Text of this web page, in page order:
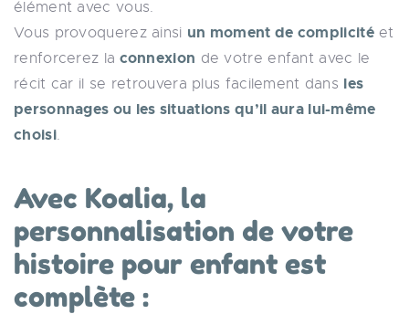
élément avec vous.
Vous provoquerez ainsi un moment de complicitéet
renforcerez la connexion de votre enfant avec le
récit car il se retrouvera plus facilement dans les
personnages ou les situations qu’il aura lui-même
choisi.
Avec Koalia, la
personnalisation de votre
histoire pour enfant est
complète :